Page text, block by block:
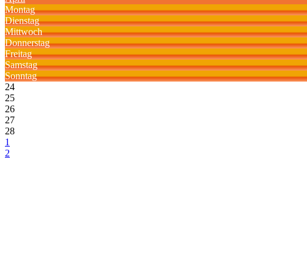
Montag
Dienstag
Mittwoch
Donnerstag
Freitag
Samstag
Sonntag
24
25
26
27
28
1
2